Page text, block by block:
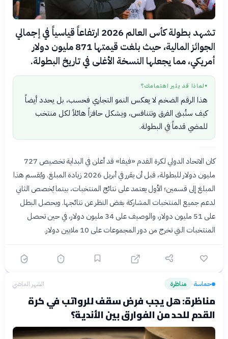
تشهد بطولة كأس العالم 2026 ارتفاعاً قياسياً في إجمالي
الجوائز المالية، حيث بلغت قيمتها 871 مليون دولار
أمريكي، مما يجعلها النسخة الأغلى في تاريخ البطولة.
● لماذا قد يثير اهتمامك؟
هذا الرقم الضخم لا يعكس النمو التجاري فحسب، بل يحدد أيضاً
كيف ستُبنى الفرق وتتنافس، ويشكل حافزاً هائلاً لكل منتخب
للمضي قدماً في البطولة.
كان الاتحاد الدولي لكرة القدم «فيفا» قد أعلن في البداية تخصيص 727
مليون دولار للبطولة، قبل أن يقرر في أبريل 2026 زيادة المبلغ. ويُقسم هذا
المبلغ إلى قسمين؛ الأول يعتمد على نتائج المنتخبات، بينما يُخصص الثاني
لدعم جميع المنتخبات المشاركة بغض النظر عن نتائجها. ويحصل البطل
على 51 مليون دولار، والوصيف على 34 مليون دولار، في حين تحصل
المنتخبات التي تخرج من دور المجموعات على 10 ملايين دولار.
حماسة› مناظرة الشهر الماضي
مناظرة: هل يجب فرض سقف للرواتب في كرة
القدم للحد من الفوارق بين الأندية؟